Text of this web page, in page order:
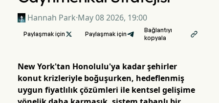
Hannah Park·May 08 2026, 19:00
Paylaşmak için  Paylaşmak için
Bağlantıyı
kopyala

New York'tan Honolulu'ya kadar şehirler
konut krizleriyle boğuşurken, hedeflenmiş
uygun fiyatlılık çözümleri ile kentsel gelişime